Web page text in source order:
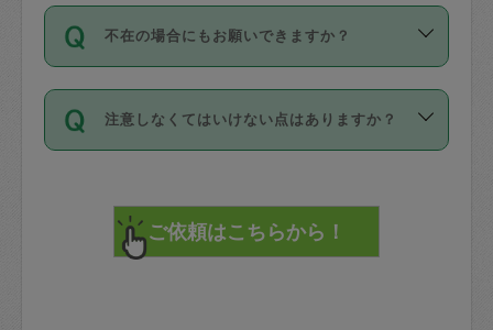
を依頼してください。
参考
【詳細】タスカジさんの登録に際
写真を撮り、
詳細FAQ：
損害賠償保険について教えて
1. 直前キャンセル（定期、スポット契約
共通）
72時間を超える※と、以下のキャンセル
料が発生します。
直前キャンセル料：
72時間前〜24時間前＝依頼料金の50%
「お試し利用」というメニューはありま
せんが、「一回のみ」依頼を活用するこ
とによって、気に入ったタスカジさんを
まず、条件の合う気になるタスカジさ
みてください。
その後、一番気に入ったタスカジさんに
不在の場合にもお願いできますか？
不在の場合の作業はタスカジさんの同意
が必要です。数回の依頼ののち、タスカ
ジさんと依頼者の間で十分な信頼関係が
てください。
不在時に部屋に入るためにタスカジさん
注意しなくてはいけない点はありますか？
で、必ず鍵のかかるロッカーや金庫に入
れて依頼者の責任の元管理するよう心掛
けてください。